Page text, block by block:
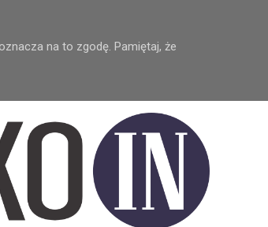
na to zgodę. Pamiętaj, że